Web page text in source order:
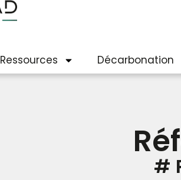
Ressources Décarbonation
#